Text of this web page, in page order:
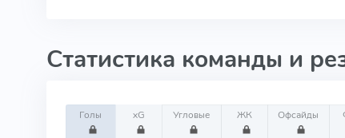
Статистика команды и
Голы xG Угловые ЖК Офсайды